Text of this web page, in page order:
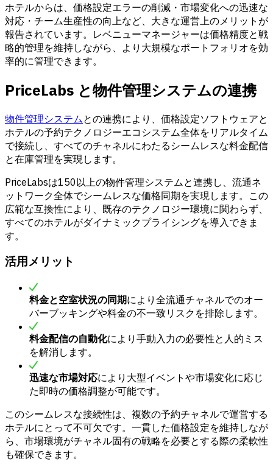
ホテルからは、価格設定エラーの削減・市場変化への迅速な
対応・チーム生産性の向上など、大きな運営上のメリットが
報告されています。レベニューマネージャーは価格精度と戦
略的管理を維持しながら、より大規模なポートフォリオを効
率的に管理できます。
PriceLabs と物件管理システムの連携
物件管理システム との連携により、価格設定ソフトウェアと
ホテルの予約テクノロジーエコシステム全体をリアルタイム
で接続し、すべてのチャネルにわたるシームレスな料金配信
と在庫管理を実現します。
PriceLabsは150以上の物件管理システムと連携し、流通ネ
ットワーク全体でシームレスな価格同期を実現します。この
広範な互換性により、既存のテクノロジー環境に関わらず、
すべてのホテルがダイナミックプライシングを導入できま
す。
活用メリット
料金と空室状況の同期により全流通チャネルでのオー
バーブッキングや料金の不一致リスクを排除します。
料金配信の自動化により手動入力の必要性と人的ミス
を解消します。
迅速な市場対応により大型イベントや市場変化に応じ
た即時の価格調整が可能です。
このシームレスな接続性は、複数の予約チャネルで運営する
ホテルにとって不可欠です。一貫した価格設定を維持しなが
ら、市場環境がチャネル固有の戦略を必要とする際の柔軟性
も確保できます。